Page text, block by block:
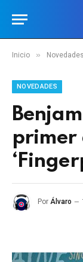
Inicio » Novedades
NOVEDADES
primer
Por Álvaro